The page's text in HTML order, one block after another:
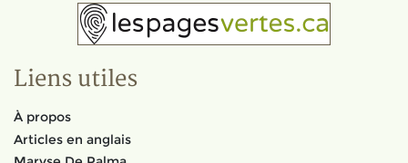
Liens utiles
À propos
Articles en anglais